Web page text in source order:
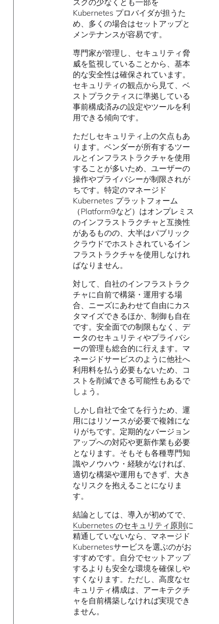
Kubernetes プロバイダが担うた
め、多くの場合はセットアップと
メンテナンスが容易です。
専門家が管理し、セキュリティ脅
威を監視していることから、基本
的な安全性は確保されています。
セキュリティの観点から見て、ベ
ストプラクティスに準拠している
事前構成済みの設定やツールを利
用できる傾向です。
ただしセキュリティ上の欠点もあ
ります。ベンダーが所有するツー
ルとインフラストラクチャを使用
することが多いため、ユーザーの
操作やプライバシーが制限されが
ちです。特定のマネージド
Kubernetes プラットフォーム
（Platform9など）はオンプレミス
のインフラストラクチャと互換性
があるものの、大半はパブリック
クラウドでホストされているイン
フラストラクチャを使用しなけれ
ばなりません。
対して、自社のインフラストラク
チャに自前で構築・運用する場
合、ニーズにあわせて自由にカス
タマイズできるほか、制御も自在
です。安全面での制限もなく、デ
ータのセキュリティやプライバシ
ーの管理も総合的に行えます。マ
ネージドサービスのように他社へ
利用料を払う必要もないため、コ
ストを削減できる可能性もあるで
しょう。
しかし自社で全てを行うため、運
用にはリソースが必要で複雑にな
りがちです。定期的なバージョン
アップへの対応や更新作業も必要
となります。そもそも各種専門知
識やノウハウ・経験がなければ、
適切な構築や運用もできず、大き
なリスクを抱えることになりま
す。
結論としては、導入が初めてで、
Kubernetes のセキュリティ原則に
精通していないなら、マネージド
Kubernetesサービスを選ぶのがお
すすめです。自分でセットアップ
するよりも安全な環境を確保しや
すくなります。ただし、高度なセ
キュリティ構成は、アーキテクチ
ャを自前構築しなければ実現でき
ません。